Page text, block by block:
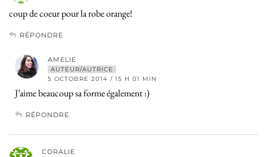
coup de coeur pour la robe orange!
RÉPONDRE
AMELIE
AUTEUR/AUTRICE
5 OCTOBRE 2014 / 15 H 01 MIN
J’aime beaucoup sa forme également :)
RÉPONDRE
CORALIE